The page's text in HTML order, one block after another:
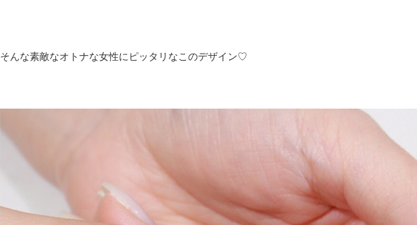
そんな素敵なオトナな女性にピッタリなこのデザイン♡